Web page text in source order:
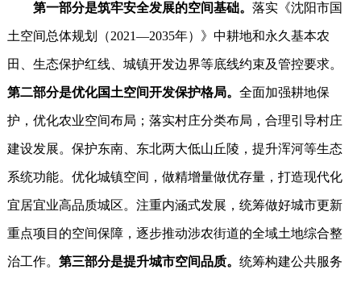
第一部分是筑牢安全发展的空间基础。 落实《沈阳市国
土空间总体规划（2021—2035年）》中耕地和永久基本农
田、生态保护红线、城镇开发边界等底线约束及管控要求。
第二部分是优化国土空间开发保护格局。 全面加强耕地保
护，优化农业空间布局；落实村庄分类布局，合理引导村庄
建设发展。保护东南、东北两大低山丘陵，提升浑河等生态
系统功能。优化城镇空间，做精增量做优存量，打造现代化
宜居宜业高品质城区。注重内涵式发展，统筹做好城市更新
重点项目的空间保障，逐步推动涉农街道的全域土地综合整
治工作。 第三部分是提升城市空间品质。 统筹构建公共服务